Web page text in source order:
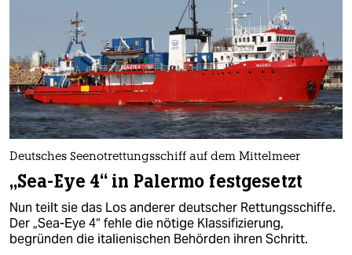
Deutsches Seenotrettungsschiff auf dem Mittelmeer
„Sea-Eye 4“ in Palermo festgesetzt
Nun teilt sie das Los anderer deutscher Rettungsschiffe.
Der „Sea-Eye 4“ fehle die nötige Klassifizierung,
begründen die italienischen Behörden ihren Schritt.